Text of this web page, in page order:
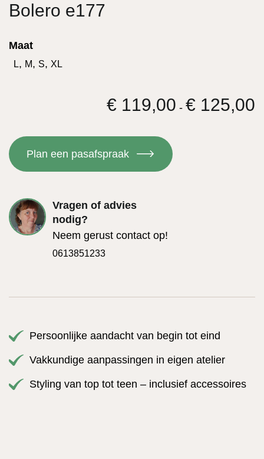
Bolero e177
Maat
L, M, S, XL
€ 119,00 - € 125,00
Vragen of advies
nodig?
Neem gerust contact op!
0613851233
Plan een pasafspraak
Persoonlijke aandacht van begin tot eind
Vakkundige aanpassingen in eigen atelier
Styling van top tot teen – inclusief accessoires